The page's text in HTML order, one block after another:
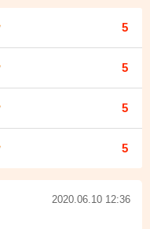
5
5
5
5
2020.06.10 12:36